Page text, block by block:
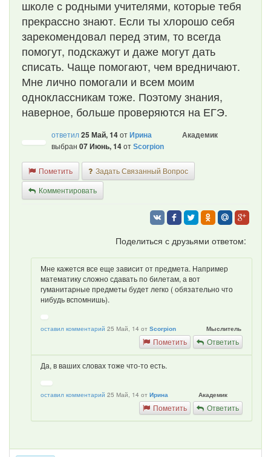
школе с родными учителями, которые тебя
прекрассно знают. Если ты хлорошо себя
зарекомендовал перед этим, то всегда
помогут, подскажут и даже могут дать
списать. Чаще помогают, чем вредничают.
Мне лично помогали и всем моим
одноклассникам тоже. Поэтому знания,
наверное, больше проверяются на ЕГЭ.
ответил25 Май, 14от Ирина Академик
выбран 07 Июнь, 14от Scorpion
Пометить
Задать Связанный Вопрос
Комментировать
Поделиться с друзьями ответом:
Мне кажется все еще зависит от предмета. Например
математику сложно сдавать по билетам, а вот
гуманитарные предметы будет легко ( обязательно что
нибудь вспомнишь).
оставил комментарий 25 Май, 14 от Scorpion Мыслитель
Пометить Ответить
Да, в ваших словах тоже что-то есть.
оставил комментарий 25 Май, 14 от Ирина Академик
Пометить Ответить